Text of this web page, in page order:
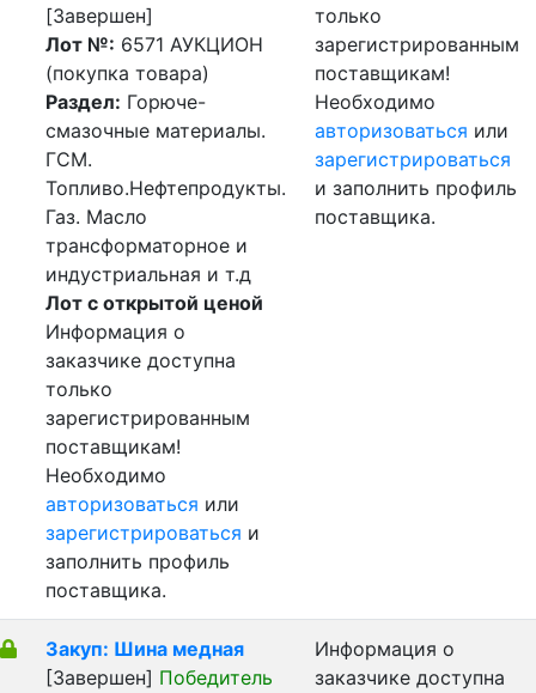
[Завершен]
Лот №: 6571 АУКЦИОН
(покупка товара)
Раздел: Горюче-
смазочные материалы.
ГСМ.
Топливо.Нефтепродукты.
Газ. Масло
трансформаторное и
индустриальная и т.д
Лот с открытой ценой
Информация о
заказчике доступна
только
зарегистрированным
поставщикам!
Необходимо
авторизоваться или
зарегистрироваться и
заполнить профиль
поставщика.
только
зарегистрированным
поставщикам!
Необходимо
авторизоваться или
зарегистрироваться
и заполнить профиль
поставщика.
Закуп: Шина медная
[Завершен] Победитель
Информация о
заказчике доступна